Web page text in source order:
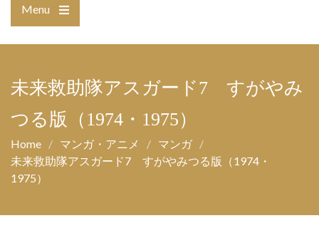
Menu
main
未来救助隊アスガード7 すがやみ
つる版（1974・1975）
Home マンガ・アニメ
マンガ
未来救助隊アスガード7 すがやみつる版（1974・
1975）